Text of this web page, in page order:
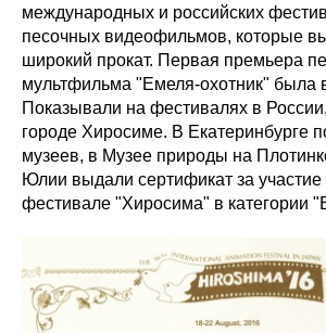
международных и российских
песочных видеофильмов, которые
широкий прокат. Первая премьера
мультфильма "Емеля-охотник" была
Показывали на фестивалях в
городе Хиросиме. В Екатеринбурге
музеев, в Музее природы на
Юлии выдали сертификат за
фестивале "Хиросима" в категории